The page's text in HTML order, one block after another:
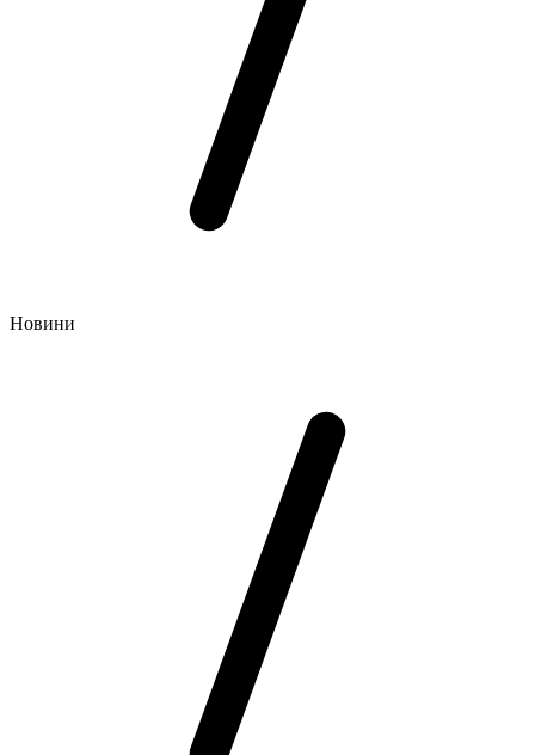
Новини